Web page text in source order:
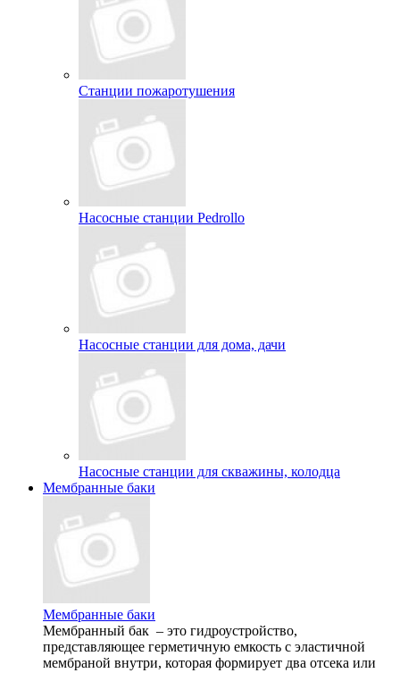
Станции пожаротушения
Насосные станции Pedrollo
Насосные станции для дома, дачи
Насосные станции для скважины, колодца
Мембранные баки
Мембранные баки
Мембранный бак – это гидроустройство,
представляющее герметичную емкость с эластичной
мембраной внутри, которая формирует два отсека или